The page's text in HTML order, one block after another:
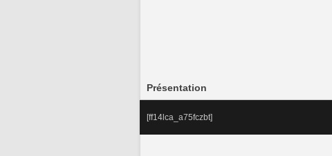
Présentation
[ff14lca_a75fczbt]